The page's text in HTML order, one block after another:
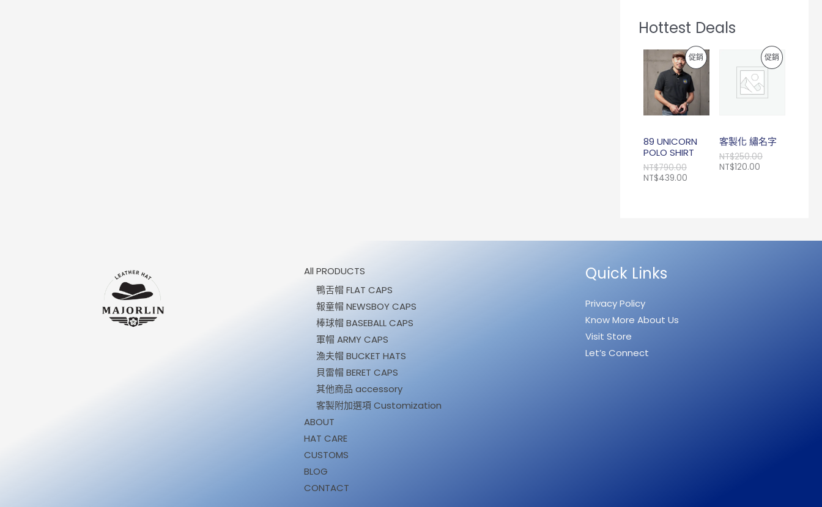
Hottest Deals
促銷 特
商
89 UNICORN
POLO SHIRT
NT$790.00
原
始
價
格
：
N
T
7
9
0
.
0
NT$439.00
目
前
價
格
：
N
T
4
3
9
促銷 特
客製化 繡名字
NT$250.00
原
始
價
格
：
2
5
0
NT$120.00
目
前
價
格
：
1
2
0
All PRODUCTS
鴨舌帽 FLAT CAPS
報童帽 NEWSBOY CAPS
棒球帽 BASEBALL CAPS
軍帽 ARMY CAPS
漁夫帽 BUCKET HATS
貝雷帽 BERET CAPS
其他商品 accessory
客製附加選項 Customization
ABOUT
HAT CARE
CUSTOMS
BLOG
CONTACT
Quick Links
Privacy Policy
Know More About Us
Visit Store
Let’s Connect